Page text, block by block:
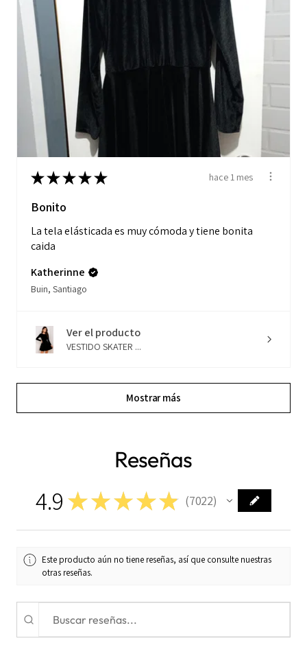
★★★★★ hace 1 mes
Bonito
La tela elásticada es muy cómoda y tiene bonita
caida
Katherinne
Buin, Santiago
Ver el producto
VESTIDO SKATER ...
Mostrar más
Reseñas
4.9 ★ ★ ★★★ 7022
7022
Este producto aún no tiene reseñas, así que consulte nuestras
otras reseñas.